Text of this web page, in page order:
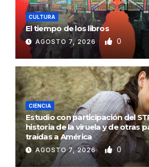
CULTURA
El tiempo de los libros
AGOSTO 7, 2026 0
CIENCIA
Estudio con participación del
historia de la viruela y de otras
traídas a América
AGOSTO 7, 2026 0